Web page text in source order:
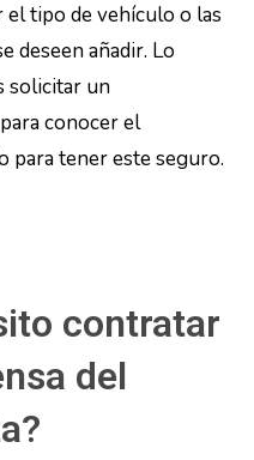
tipo de vehículo o las
deseen añadir. Lo
solicitar un
conocer el
para tener este seguro.
contratar
del